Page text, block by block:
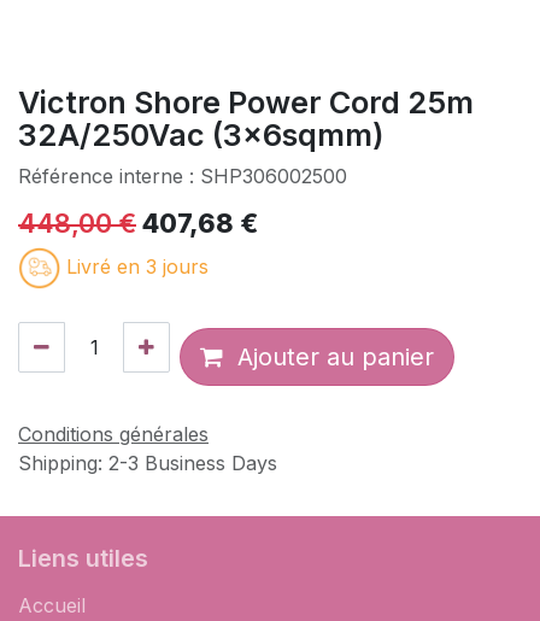
Victron Shore Power Cord 25m
32A/250Vac (3x6sqmm)
Référence interne : SHP306002500
448,00€407,68 €
Livré en 3 jours
Ajouter au panier
Conditions générales
Shipping: 2-3 Business Days
Liens utiles
Accueil